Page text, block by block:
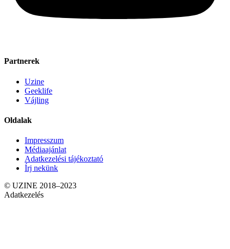
Partnerek
Uzine
Geeklife
Vájling
Oldalak
Impresszum
Médiaajánlat
Adatkezelési tájékoztató
Írj nekünk
© UZINE 2018–2023
Adatkezelés